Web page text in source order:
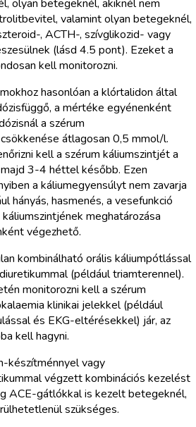
olyan betegeknél, akiknél nem
valamint olyan betegeknél,
, ACTH-, szívglikozid- vagy
(lásd 4.5 pont). Ezeket a
kell monitorozni.
hasonlóan a klórtalidon által
a mértéke egyénenként
a szérum
átlagosan 0,5 mmol/l.
kell a szérum káliumszintjét a
3-4 héttel később. Ezen
a káliumegyensúlyt nem zavarja
hányás, hasmenés, a vesefunkció
meghatározása
végezhető.
kombinálható orális káliumpótlással
(például triamterennel).
monitorozni kell a szérum
klinikai jelekkel (például
és EKG-eltérésekkel) jár, az
kell hagyni.
készítménnyel vagy
végzett kombinációs kezelést
ACE-gátlókkal is kezelt betegeknél,
szükséges.